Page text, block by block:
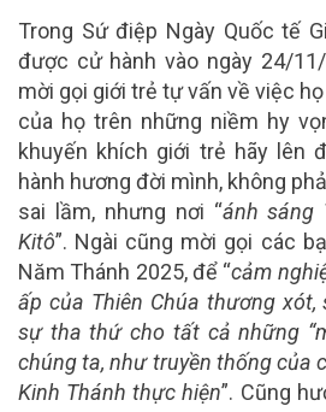
Trong Sứ điệp Ngày Quốc tế
được cử hành vào ngày 24/
mời gọi giới trẻ tự vấn về việc
của họ trên những niềm hy
khuyến khích giới trẻ hãy lên
hành hương đời mình, không
sai lầm, nhưng nơi “ánh sáng
Kitô”. Ngài cũng mời gọi các
Năm Thánh 2025, để “cảm
ấp của Thiên Chúa thương
sự tha thứ cho tất cả những
chúng ta, như truyền thống của
Kinh Thánh thực hiện”. Cũng